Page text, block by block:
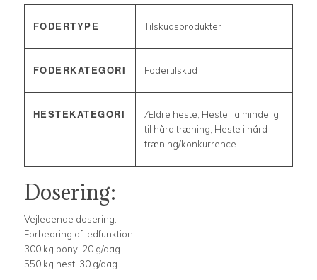
FODERTYPE Tilskudsprodukter
FODERKATEGORI Fodertilskud
HESTEKATEGORI
Ældre heste, Heste i almindelig
til hård træning, Heste i hård
træning/konkurrence
Dosering:
Vejledende dosering:
Forbedring af ledfunktion:
300 kg pony: 20 g/dag
550 kg hest: 30 g/dag